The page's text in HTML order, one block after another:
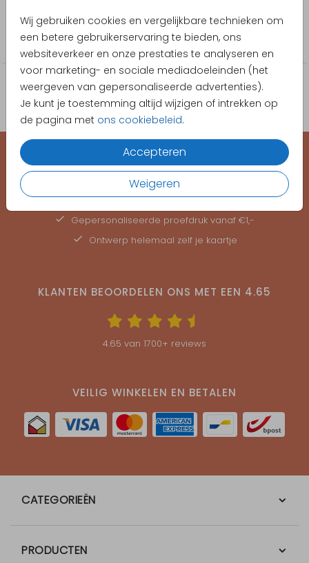
Wij gebruiken cookies en vergelijkbare technieken om
een betere gebruikerservaring te bieden, ons
websiteverkeer en onze prestaties te analyseren en
voor marketing- en sociale mediadoeleinden (het
weergeven van gepersonaliseerde advertenties).
Je kunt je toestemming altijd wijzigen of intrekken op
de pagina met ons cookiebeleid.
Accepteren
Weigeren
Collectie
Communie
EEN KAARTJE VOOR ELK MOMENT
Hoge kwaliteit, snelle levering
Gepersonaliseerde proefdruk vanaf €1,-
Ontwerp helemaal zelf je kaartje
KLANTEN BEOORDELEN ONS MET EEN 4.65
4.65 van 1700+ reviews
VEILIG WINKELEN EN BETALEN
CATEGORIEËN
PRODUCTEN